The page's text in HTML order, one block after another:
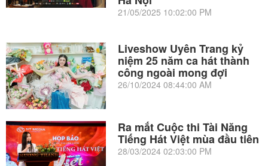
21/05/2025 10:02:00 PM
Liveshow Uyên Trang kỷ
niệm 25 năm ca hát thành
công ngoài mong đợi
26/10/2024 08:44:00 AM
Ra mắt Cuộc thi Tài Năng
Tiếng Hát Việt mùa đầu tiên
28/03/2024 02:03:00 PM